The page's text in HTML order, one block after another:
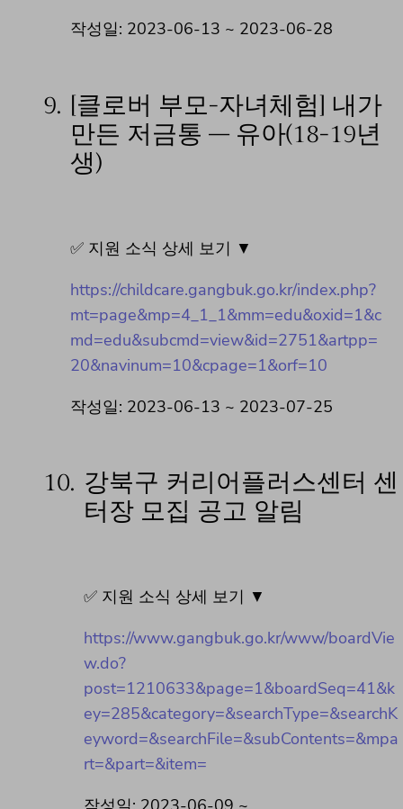
작성일: 2023-06-13 ~ 2023-06-28
9. [클로버 부모-자녀체험] 내가
만든 저금통 – 유아(18-19년
생)
✅ 지원 소식 상세 보기 ▼
https://childcare.gangbuk.go.kr/index.php?
mt=page&mp=4_1_1&mm=edu&oxid=1&c
md=edu&subcmd=view&id=2751&artpp=
20&navinum=10&cpage=1&orf=10
작성일: 2023-06-13 ~ 2023-07-25
10. 강북구 커리어플러스센터 센
터장 모집 공고 알림
✅ 지원 소식 상세 보기 ▼
https://www.gangbuk.go.kr/www/boardVie
w.do?
post=1210633&page=1&boardSeq=41&k
ey=285&category=&searchType=&searchK
eyword=&searchFile=&subContents=&mpa
rt=&part=&item=